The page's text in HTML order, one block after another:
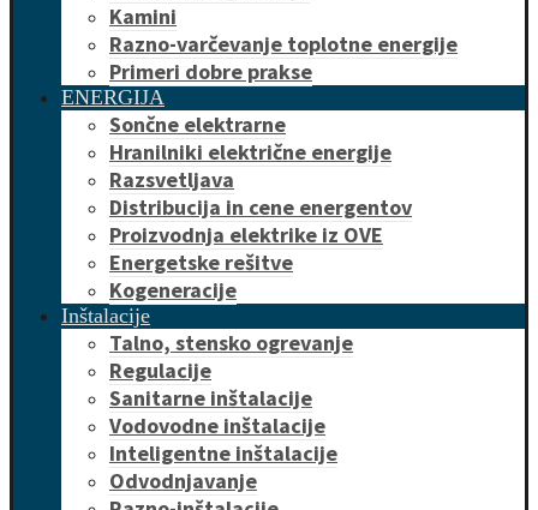
Kamini
Razno-varčevanje toplotne energije
Primeri dobre prakse
ENERGIJA
Sončne elektrarne
Hranilniki električne energije
Razsvetljava
Distribucija in cene energentov
Proizvodnja elektrike iz OVE
Energetske rešitve
Kogeneracije
Inštalacije
Talno, stensko ogrevanje
Regulacije
Sanitarne inštalacije
Vodovodne inštalacije
Inteligentne inštalacije
Odvodnjavanje